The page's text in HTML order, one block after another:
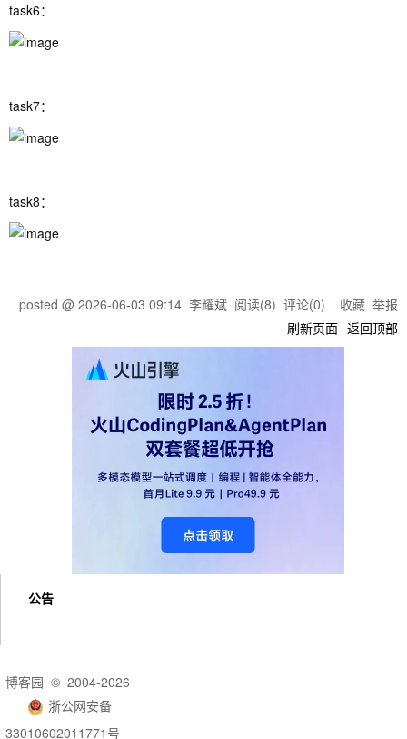
task6：
task7：
task8：
posted @ 2026-06-03 09:14 李耀斌 阅读(8) 评论(0) 收藏 举报
刷新页面 返回顶部
公告
博客园 © 2004-2026
浙公网安备
33010602011771号